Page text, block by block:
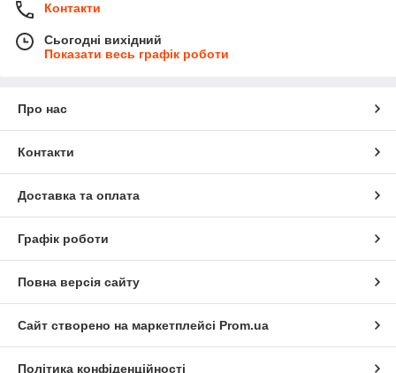
Контакти
Сьогодні вихідний
Показати весь графік роботи
Про нас
Контакти
Доставка та оплата
Графік роботи
Повна версія сайту
Сайт створено на маркетплейсі Prom.ua
Політика конфіденційності